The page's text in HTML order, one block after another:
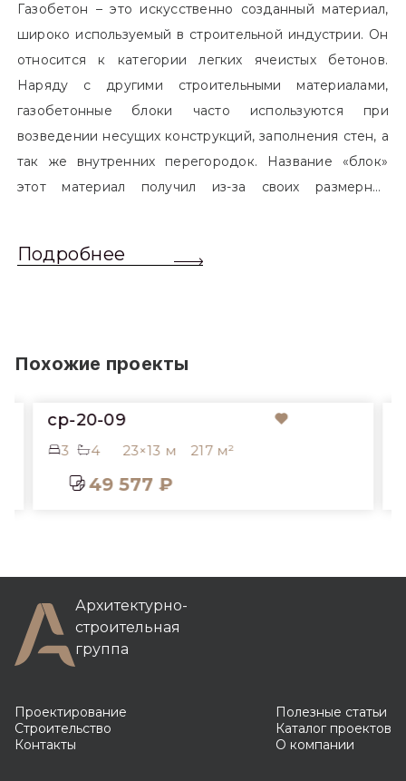
Газобетон – это искусственно созданный материал,
широко используемый в строительной индустрии. Он
относится к категории легких ячеистых бетонов.
Наряду с другими строительными материалами,
газобетонные блоки часто используются при
возведении несущих конструкций, заполнения стен, а
так же внутренних перегородок. Название «блок»
этот материал получил из-за своих размерных
обычный одинарный кирпич. Размер блоков различен
Подробнее
Похожие проекты
cp-20-09
3 4 23×13 м 217 м²
49 577 ₽
Архитектурно-
строительная
группа
Проектирование
Строительство
Контакты
Полезные статьи
Каталог проектов
О компании